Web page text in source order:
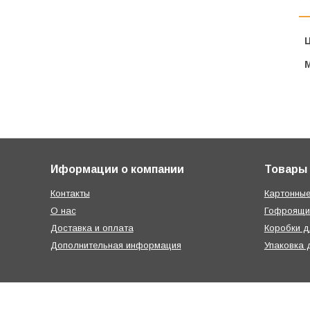
Иформации о компании
Контакты
О нас
Доставка и оплата
Дополнительная информация
Товары
Коробки
Упаковка